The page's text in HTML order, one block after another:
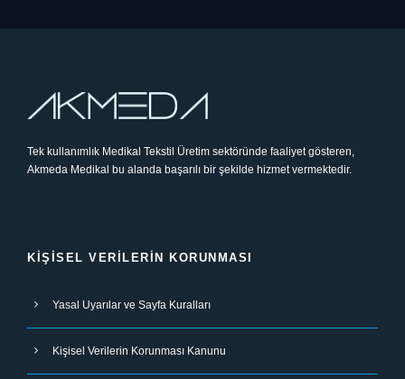
Tek kullanımlık Medikal Tekstil Üretim sektöründe faaliyet gösteren,
Akmeda Medikal bu alanda başarılı bir şekilde hizmet vermektedir.
KIŞISEL VERILERIN KORUNMASI
Yasal Uyarılar ve Sayfa Kuralları
Kişisel Verilerin Korunması Kanunu